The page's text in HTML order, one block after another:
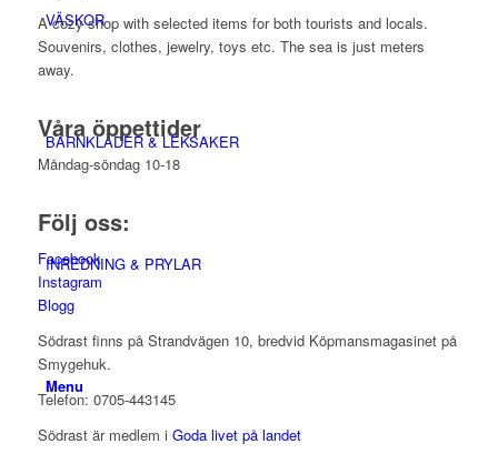
VÄSKOR
BARNKLÄDER & LEKSAKER
INREDNING & PRYLAR
Menu
A cozy shop with selected items for both tourists and locals.
Souvenirs, clothes, jewelry, toys etc. The sea is just meters
away.
Våra öppettider
Måndag-söndag 10-18
Följ oss:
Facebook
Instagram
Blogg
Södrast finns på Strandvägen 10, bredvid Köpmansmagasinet på
Smygehuk.
Telefon: 0705-443145
Södrast är medlem i Goda livet på landet